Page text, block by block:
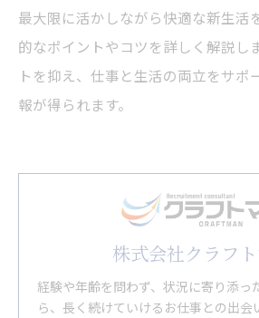
最大限に活かしながら快適な新生活
的なポイントやコツを詳しく解説し
トを抑え、仕事と生活の両立をサポ
報が得られます。
株式会社クラフ
経験や年齢を問わず、状況に寄り添っ
ら、長く続けていけるお仕事との出会